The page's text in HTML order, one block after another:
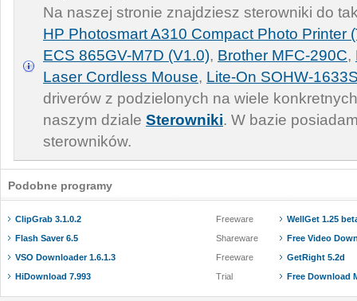
Na naszej stronie znajdziesz sterowniki do
HP Photosmart A310 Compact Photo Printer
ECS 865GV-M7D (V1.0), Brother MFC-290C,
Laser Cordless Mouse, Lite-On SOHW-
driverów z podzielonych na wiele
naszym dziale Sterowniki. W bazie
sterowników.
Podobne programy
ClipGrab 3.1.0.2
Freeware
Flash Saver 6.5
Shareware
VSO Downloader 1.6.1.3
Freeware
HiDownload 7.993
Trial
WellGet 1.25
Free Video
GetRight 5.2d
Free Download